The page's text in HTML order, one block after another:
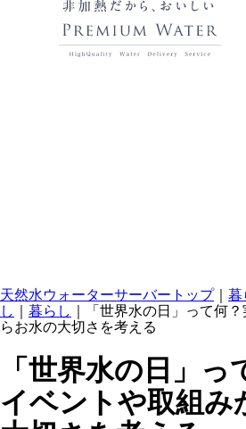
天然水ウォーターサーバートップ｜ 暮
し
暮らし
「世界水の日」って何
らお水の大切さを考える
「世界水の日」っ
イベントや取組み